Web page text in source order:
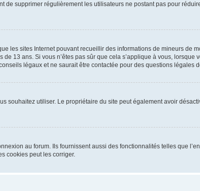
de supprimer régulièrement les utilisateurs ne postant pas pour
les sites Internet pouvant recueillir des informations de mineurs de
13 ans. Si vous n’êtes pas sûr que cela s’applique à vous,
légaux et ne saurait être contactée pour des questions légales
souhaitez utiliser. Le propriétaire du site peut également avoir
au forum. Ils fournissent aussi des fonctionnalités telles que
cookies peut les corriger.